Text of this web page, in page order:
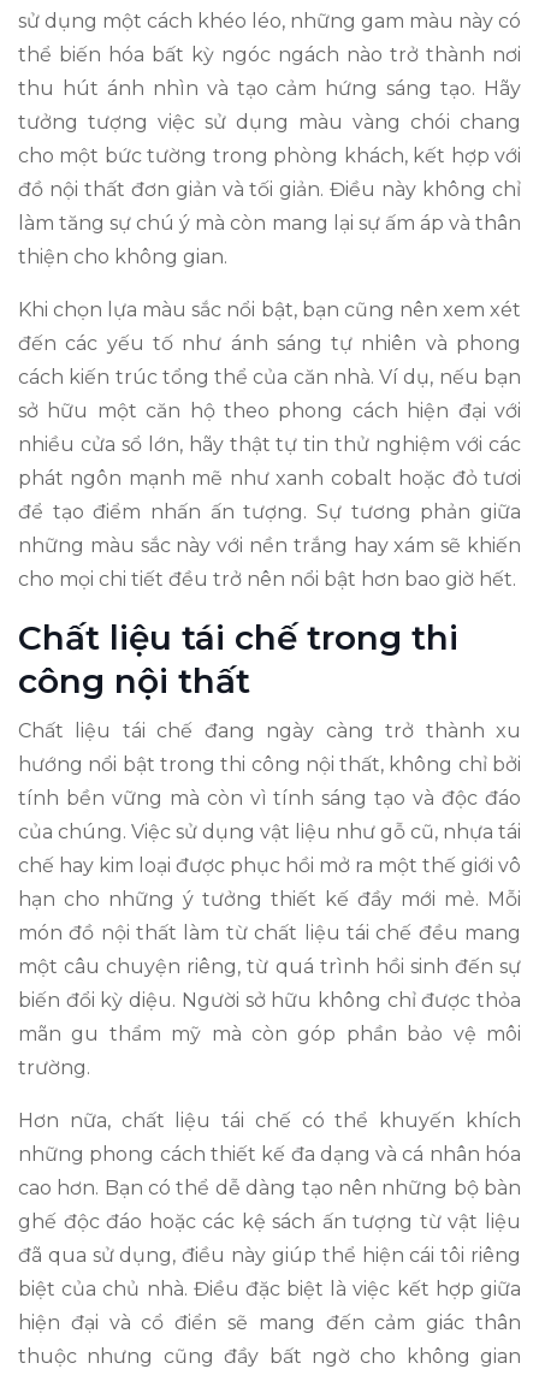
sử dụng một cách khéo léo, những gam màu này có
thể biến hóa bất kỳ ngóc ngách nào trở thành nơi
thu hút ánh nhìn và tạo cảm hứng sáng tạo. Hãy
tưởng tượng việc sử dụng màu vàng chói chang
cho một bức tường trong phòng khách, kết hợp với
đồ nội thất đơn giản và tối giản. Điều này không chỉ
làm tăng sự chú ý mà còn mang lại sự ấm áp và thân
thiện cho không gian.
Khi chọn lựa màu sắc nổi bật, bạn cũng nên xem xét
đến các yếu tố như ánh sáng tự nhiên và phong
cách kiến trúc tổng thể của căn nhà. Ví dụ, nếu bạn
sở hữu một căn hộ theo phong cách hiện đại với
nhiều cửa sổ lớn, hãy thật tự tin thử nghiệm với các
phát ngôn mạnh mẽ như xanh cobalt hoặc đỏ tươi
để tạo điểm nhấn ấn tượng. Sự tương phản giữa
những màu sắc này với nền trắng hay xám sẽ khiến
cho mọi chi tiết đều trở nên nổi bật hơn bao giờ hết.
Chất liệu tái chế trong thi
công nội thất
Chất liệu tái chế đang ngày càng trở thành xu
hướng nổi bật trong thi công nội thất, không chỉ bởi
tính bền vững mà còn vì tính sáng tạo và độc đáo
của chúng. Việc sử dụng vật liệu như gỗ cũ, nhựa tái
chế hay kim loại được phục hồi mở ra một thế giới vô
hạn cho những ý tưởng thiết kế đầy mới mẻ. Mỗi
món đồ nội thất làm từ chất liệu tái chế đều mang
một câu chuyện riêng, từ quá trình hồi sinh đến sự
biến đổi kỳ diệu. Người sở hữu không chỉ được thỏa
mãn gu thẩm mỹ mà còn góp phần bảo vệ môi
trường.
Hơn nữa, chất liệu tái chế có thể khuyến khích
những phong cách thiết kế đa dạng và cá nhân hóa
cao hơn. Bạn có thể dễ dàng tạo nên những bộ bàn
ghế độc đáo hoặc các kệ sách ấn tượng từ vật liệu
đã qua sử dụng, điều này giúp thể hiện cái tôi riêng
biệt của chủ nhà. Điều đặc biệt là việc kết hợp giữa
hiện đại và cổ điển sẽ mang đến cảm giác thân
thuộc nhưng cũng đầy bất ngờ cho không gian